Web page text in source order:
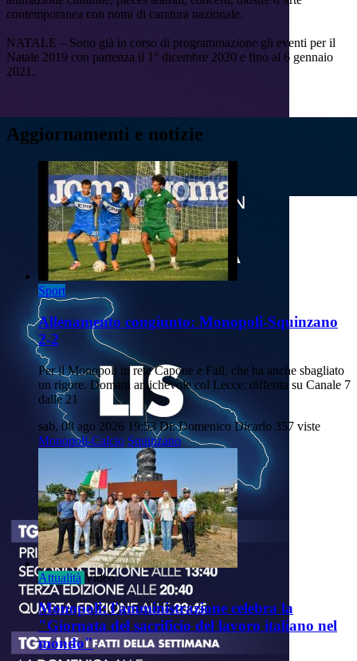
contemporanea con nomi di caratura nazionale.
NATALE – Sono già in corso di programmazione gli eventi per il
Natale 2019 con partenza il 1° dicembre 2020 e fino al 6 gennaio
2021.
Aggiornamenti e notizie
Sport
Allenamento congiunto: Monopoli-Squinzano
2-2
Per il Monopoli in rete Capone e Fall, che ha anche sbagliato
un rigore. Domani amichevole col Lecce: differita su Canale 7
dalle 21
sab, 08 ago 2026 19:53 Di: Domenico Dicarlo 357 viste
Monopoli-Calcio Squinzano
Attualità Video
Monopoli: l'amministrazione celebra la
"Giornata del sacrificio del lavoro italiano nel
mondo"